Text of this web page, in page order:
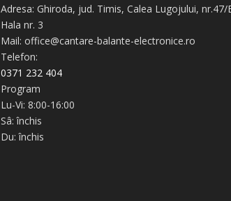
Adresa: Ghiroda, jud. Timis, Calea Lugojului, nr.47/
Hala nr. 3
Mail: office@cantare-balante-electronice.ro
Telefon:
0371 232 404
Program
Lu-Vi: 8:00-16:00
Sâ: închis
Du: închis